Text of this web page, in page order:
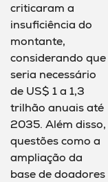
criticaram a
insuficiência do
montante,
considerando que
seria necessário
de US$ 1 a 1,3
trilhão anuais até
2035. Além disso,
questões como a
ampliação da
base de doadores